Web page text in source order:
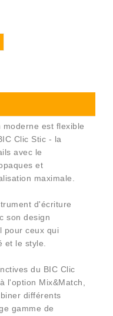
moderne est flexible
Clic Stic - la
avec le
et
maximale.
d'écriture
son design
pour ceux qui
et le style.
du BIC Clic
l'option Mix&Match,
différents
gamme de